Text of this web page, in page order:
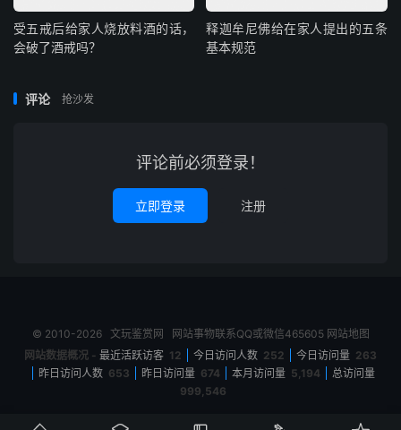
受五戒后给家人烧放料酒的话，
会破了酒戒吗？
释迦牟尼佛给在家人提出的五条
基本规范
评论 抢沙发
评论前必须登录！
立即登录 注册
© 2010-2026 文玩鉴赏网 网站事物联系QQ或微信465605 网站地图
网站数据概况 - 最近活跃访客 12 今日访问人数 252 今日访问量 263
昨日访问人数 653 昨日访问量 674 本月访问量 5,194
总访问量
999,546